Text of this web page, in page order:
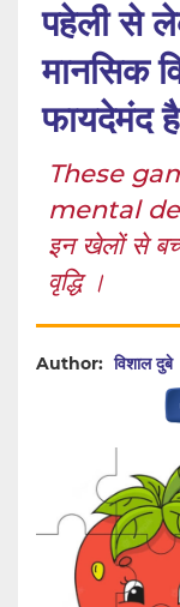
पहेली से
मानसिक
फायदेमंद
These
mental
इन खेलों से
वृद्धि ।
Author: विशाल दुबे